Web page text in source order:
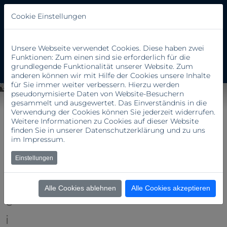
C
a
e
i
Cookie Einstellungen
Unsere Webseite verwendet Cookies. Diese haben zwei
Funktionen: Zum einen sind sie erforderlich für die
grundlegende Funktionalität unserer Website. Zum
anderen können wir mit Hilfe der Cookies unsere Inhalte
für Sie immer weiter verbessern. Hierzu werden
pseudonymisierte Daten von Website-Besuchern
gesammelt und ausgewertet. Das Einverständnis in die
Verwendung der Cookies können Sie jederzeit widerrufen.
Weitere Informationen zu Cookies auf dieser Website
finden Sie in unserer Datenschutzerklärung und zu uns
im Impressum.
Einstellungen
Alle Cookies ablehnen Alle Cookies akzeptieren